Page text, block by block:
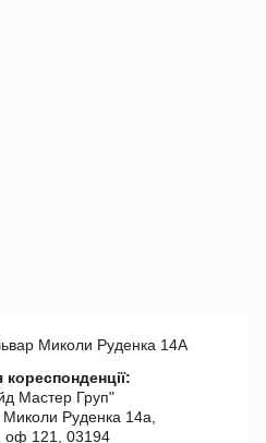
Миколи Руденка 14А
Мастер Груп"
Руденка 14а,
оф 121, 03194